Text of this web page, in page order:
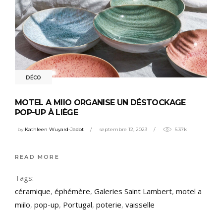
DÉCO
MOTEL A MIIO ORGANISE UN DÉSTOCKAGE
POP-UP À LIÈGE
by Kathleen Wuyard-Jadot septembre 12, 2023 5.37k
READ MORE
Tags:
céramique, éphémère, Galeries Saint Lambert, motel a
miilo, pop-up, Portugal, poterie, vaisselle